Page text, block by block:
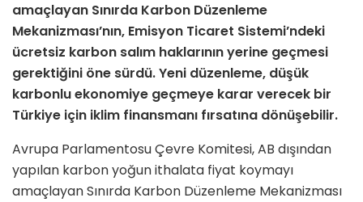
amaçlayan Sınırda Karbon Düzenleme
Mekanizması’nın, Emisyon Ticaret Sistemi’ndeki
ücretsiz karbon salım haklarının yerine geçmesi
gerektiğini öne sürdü. Yeni düzenleme, düşük
karbonlu ekonomiye geçmeye karar verecek bir
Türkiye için iklim finansmanı fırsatına dönüşebilir.
Avrupa Parlamentosu Çevre Komitesi, AB dışından
yapılan karbon yoğun ithalata fiyat koymayı
amaçlayan Sınırda Karbon Düzenleme Mekanizması